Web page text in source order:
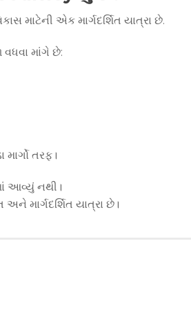
માટેની એક માર્ગદર્શિત યાત્રા છે.
માંગે છે:
તરફ।
આવ્યું નથી।
માર્ગદર્શિત યાત્રા છે।